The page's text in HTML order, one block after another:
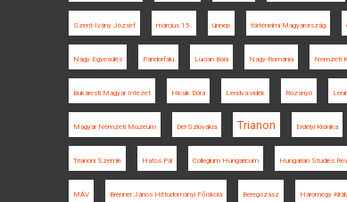
Szent-Ivány József március 15. ünnep történelmi Magyarország
Nagy Egyesülés Pándorfalu Lucian Boia Nagy-Románia Nemzeti
Bukaresti Magyar Intézet Hicsik Dóra Lendva-vidék Rozsnyó
Magyar Nemzeti Múzeum Dél-Szlovákia Trianon Erdélyi Krónika
Trianoni Szemle Hatos Pál Collegium Hungaricum Hungarian Studies
MÁV Brenner János Hittudományi Főiskola Beregszász Háromegy